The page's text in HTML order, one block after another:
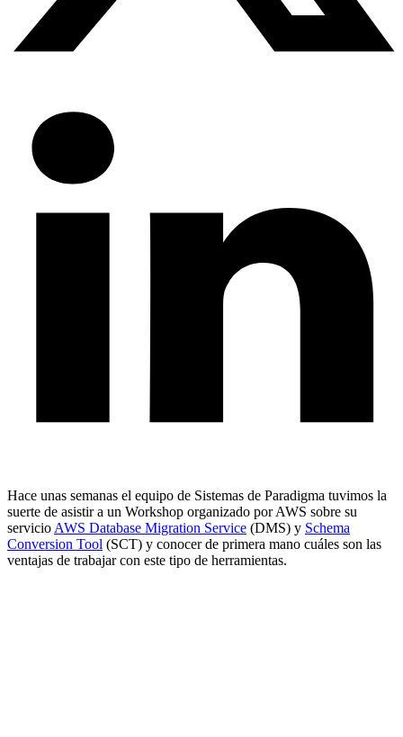
Hace unas semanas el equipo de Sistemas de Paradigma tuvimos la
suerte de asistir a un Workshop organizado por AWS sobre su
servicio AWS Database Migration Service (DMS) y Schema
Conversion Tool (SCT) y conocer de primera mano cuáles son las
ventajas de trabajar con este tipo de herramientas.